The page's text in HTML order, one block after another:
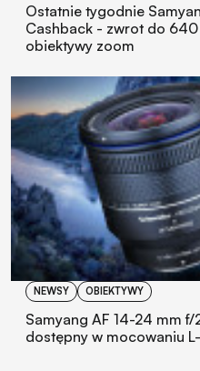
Ostatnie tygodnie
Cashback - zwrot do 640
obiektywy zoom
NEWSY OBIEKTYWY
Samyang AF 14-24 mm f/
dostępny w mocowaniu